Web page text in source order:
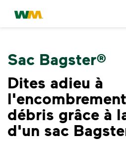
skip to main content
skip to footer
Waste Management Résidence
Sac Bagster®
Dites adieu à
débris grâce à
d'un sac